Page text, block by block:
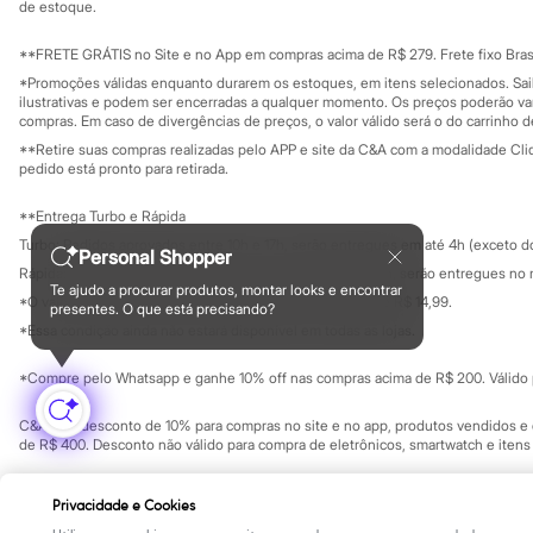
Yessica
Acessórios
Blusas
Calçados
Leggings
Shorts e Bermudas
Tops
Moda íntima
Cintas e Modeladores
Meias
Pijamas
Sutiãs e Tops
Moda praia
Maiôs
Saídas de praia
Personagens
Plus size
Blusas e Camisetas
Calças
Casacos e Jaquetas
Jeans
Personal Shopper
Te ajudo a procurar produtos, montar looks e encontrar
presentes. O que está precisando?
Investidores
Privacidade
Configuração de cookies
Minha privacidade
Educação
Formas de pagamento
de estoque.
**FRETE GRÁTIS no Site e no App em compras acima de R$ 279. Frete fixo
*Promoções válidas enquanto durarem os estoques, em itens selecionados.
ilustrativas e podem ser encerradas a qualquer momento. Os preços poderão
compras. Em caso de divergências de preços, o valor válido será o do carrinho
**Retire suas compras realizadas pelo APP e site da C&A com a modalidade
pedido está pronto para retirada.
**Entrega Turbo e Rápida
Turbo: Pedidos aprovados entre 10h e 17h, serão entregues em até 4h (exceto
Rápida: Pedidos com os pagamentos aprovados até as 10h, serão entregues
*O valor do frete para o turbo é R$ 24,99 e para a rápida é R$ 14,99.
*Essa condição ainda não estará disponível em todas as lojas.
*Compre pelo Whatsapp e ganhe 10% off nas compras acima de R$ 200.
C&A Pay: desconto de 10% para compras no site e no app, produtos vendidos
de R$ 400. Desconto não válido para compra de eletrônicos, smartwatch e
SP Cep: 06455-000 CNPJ 45.242.914/0001-05
Privacidade e Cookies